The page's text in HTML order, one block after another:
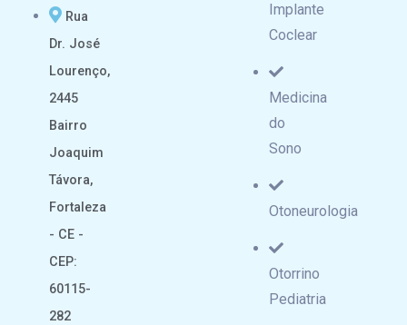
Rua
Dr. José
Lourenço,
2445
Bairro
Joaquim
Távora,
Fortaleza
- CE -
CEP:
60115-
282
Implante
Coclear
Medicina
do
Sono
Otoneurologia
Otorrino
Pediatria